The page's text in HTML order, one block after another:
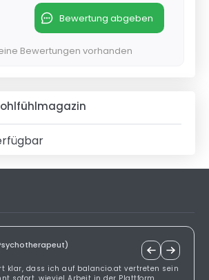
Bewertung abgeben
Bewertungen vorhanden
klar, dass ich auf balancio.at vertreten sein